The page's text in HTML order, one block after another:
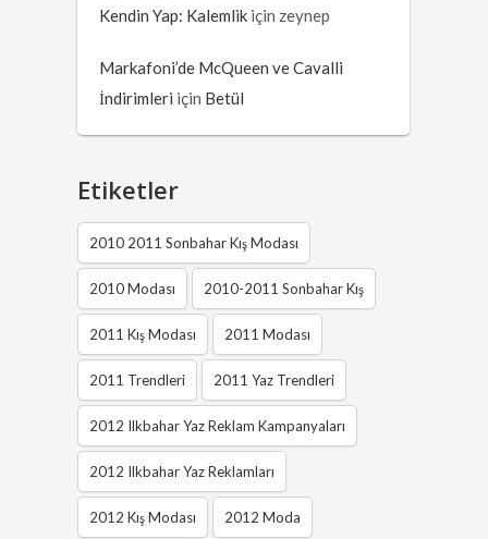
Kendin Yap: Kalemlik için zeynep
Markafoni’de McQueen ve Cavalli
İndirimleri için Betül
Etiketler
2010 2011 Sonbahar Kış Modası
2010 Modası 2010-2011 Sonbahar Kış
2011 Kış Modası 2011 Modası
2011 Trendleri 2011 Yaz Trendleri
2012 Ilkbahar Yaz Reklam Kampanyaları
2012 Ilkbahar Yaz Reklamları
2012 Kış Modası 2012 Moda